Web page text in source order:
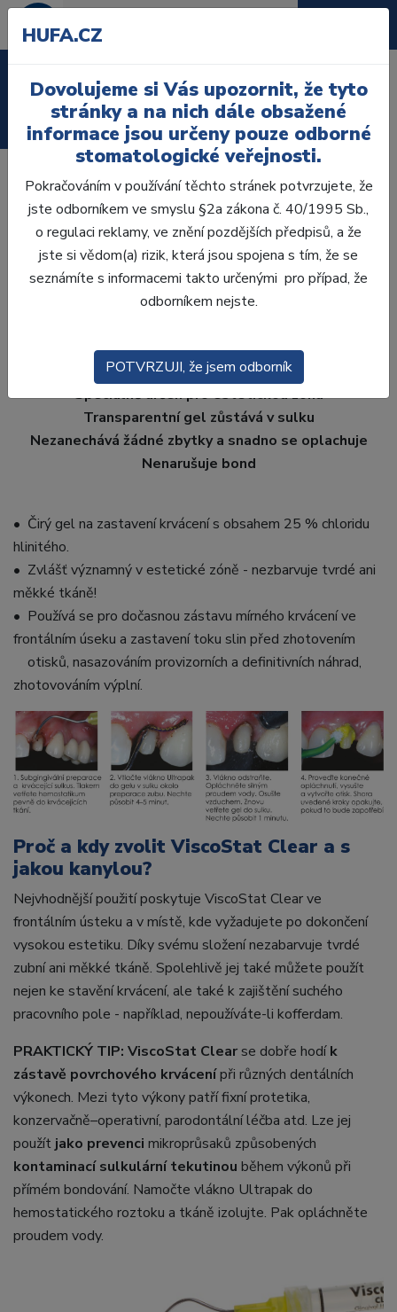
Ordinace
Zastavte krvácení ve frontálním
úseku a získejte kontrolu nad
sulkulárními tekutinami s jediným
přípravkem!
Speciálně určen pro estetickou zónu
Transparentní gel zůstává v sulku
Nezanechává žádné zbytky a snadno se oplachuje
Nenarušuje bond
• Čirý gel na zastavení krvácení s obsahem 25 % chloridu
hlinitého.
• Zvlášť významný v estetické zóně - nezbarvuje tvrdé ani
měkké tkáně!
• Používá se pro dočasnou zástavu mírného krvácení ve
frontálním úseku a zastavení toku slin před zhotovením
otisků, nasazováním provizorních a definitivních náhrad,
zhotovováním výplní.
Proč a kdy zvolit ViscoStat Clear a s
jakou kanylou?
Nejvhodnější použití poskytuje ViscoStat Clear ve
frontálním ústeku a v místě, kde vyžadujete po dokončení
vysokou estetiku. Díky svému složení nezabarvuje tvrdé
zubní ani měkké tkáně. Spolehlivě jej také můžete použít
nejen ke stavění krvácení, ale také k zajištění suchého
pracovního pole - například, nepoužíváte-li kofferdam.
PRAKTICKÝ TIP: ViscoStat Clearse dobře hodík
zástavě povrchového krvácenípři různých dentálních
výkonech. Mezi tyto výkony patří fixní protetika,
konzervačně–operativní, parodontální léčba atd. Lze jej
použít jako prevenci mikroprůsaků způsobených
kontaminací sulkulární tekutinou během výkonů při
přímém bondování. Namočte vlákno Ultrapak do
hemostatického roztoku a tkáně izolujte. Pak opláchněte
proudem vody.
HUFA.CZ
Dovolujeme si Vás upozornit, že tyto
stránky a na nich dále obsažené
informace jsou určeny pouze odborné
stomatologické veřejnosti.
Pokračováním v používání těchto stránek potvrzujete, že
jste odborníkem ve smyslu §2a zákona č. 40/1995 Sb.,
o regulaci reklamy, ve znění pozdějších předpisů, a že
jste si vědom(a) rizik, která jsou spojena s tím, že se
seznámíte s informacemi takto určenými pro případ, že
odborníkem nejste.
POTVRZUJI, že jsem odborník